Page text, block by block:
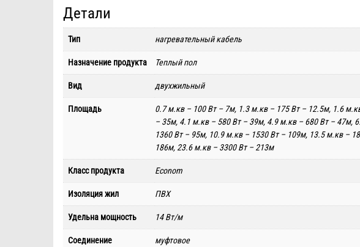
Детали
Тип нагревательный кабель
Назначение продукта Теплый пол
Вид двухжильный
Площадь
0.7 м.кв – 100 Вт – 7м, 1.3 м.кв – 175 Вт – 12.5м, 1.6
– 35м, 4.1 м.кв – 580 Вт – 39м, 4.9 м.кв – 680 Вт – 47м,
1360 Вт – 95м, 10.9 м.кв – 1530 Вт – 109м, 13.5 м.кв –
186м, 23.6 м.кв – 3300 Вт – 213м
Класс продукта Econom
Изоляция жил ПВХ
Удельна мощность 14 Вт/м
Соединение муфтовое